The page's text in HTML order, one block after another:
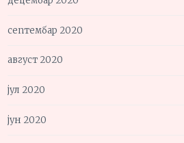
септембар 2020
август 2020
јул 2020
јун 2020